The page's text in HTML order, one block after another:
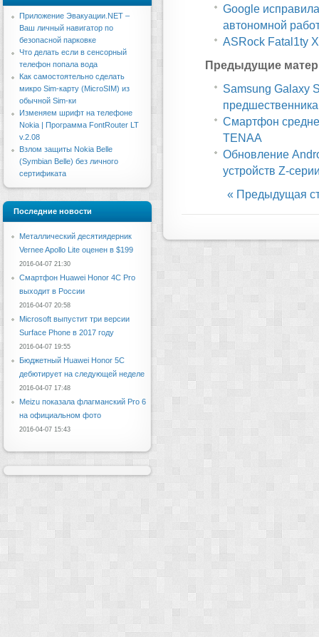
Google
автономной
ASRock Fatal1ty
Предыдущие
Samsung Galaxy
предшественника
Смартфон
TENAA
Обновление
устройств Z-
« Предыдущая
Приложение Эвакуации.NET –
Ваш личный навигатор по
безопасной парковке
Что делать если в сенсорный
телефон попала вода
Как самостоятельно сделать
микро Sim-карту (MicroSIM) из
обычной Sim-ки
Изменяем шрифт на телефоне
Nokia | Программа FontRouter LT
v.2.08
Взлом защиты Nokia Belle
(Symbian Belle) без личного
сертификата
Последние новости
Металлический десятиядерник
Vernee Apollo Lite оценен в $199
2016-04-07 21:30
Смартфон Huawei Honor 4C Pro
выходит в России
2016-04-07 20:58
Microsoft выпустит три версии
Surface Phone в 2017 году
2016-04-07 19:55
Бюджетный Huawei Honor 5C
дебютирует на следующей неделе
2016-04-07 17:48
Meizu показала флагманский Pro 6
на официальном фото
2016-04-07 15:43